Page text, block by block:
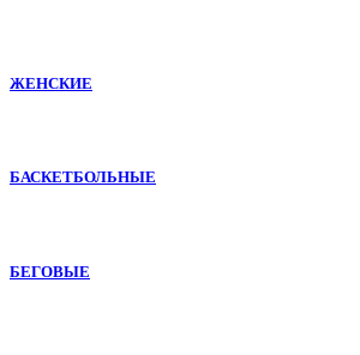
ЖЕНСКИЕ
БАСКЕТБОЛЬНЫЕ
БЕГОВЫЕ